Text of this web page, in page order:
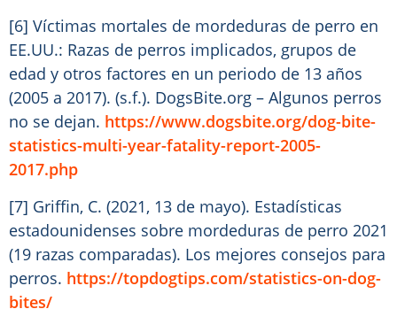
[6] Víctimas mortales de mordeduras de perro en
EE.UU.: Razas de perros implicados, grupos de
edad y otros factores en un periodo de 13 años
(2005 a 2017). (s.f.). DogsBite.org – Algunos perros
no se dejan. https://www.dogsbite.org/dog-bite-
statistics-multi-year-fatality-report-2005-
2017.php
[7] Griffin, C. (2021, 13 de mayo). Estadísticas
estadounidenses sobre mordeduras de perro 2021
(19 razas comparadas). Los mejores consejos para
perros. https://topdogtips.com/statistics-on-dog-
bites/